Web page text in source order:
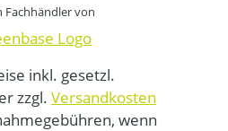
Fachhändler von
inkl. gesetzl.
zzgl. Versandkosten
wenn